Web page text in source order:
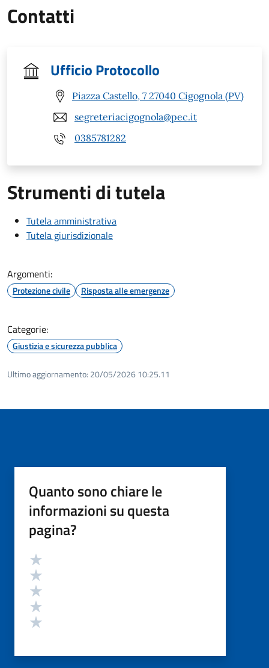
Contatti
Ufficio Protocollo
Piazza Castello, 7 27040 Cigognola (PV)
segreteriacigognola@pec.it
0385781282
Strumenti di tutela
Tutela amministrativa
Tutela giurisdizionale
Argomenti:
Protezione civile Risposta alle emergenze
Categorie:
Giustizia e sicurezza pubblica
Ultimo aggiornamento: 20/05/2026 10:25.11
Quanto sono chiare le
informazioni su questa
pagina?
Valutazione